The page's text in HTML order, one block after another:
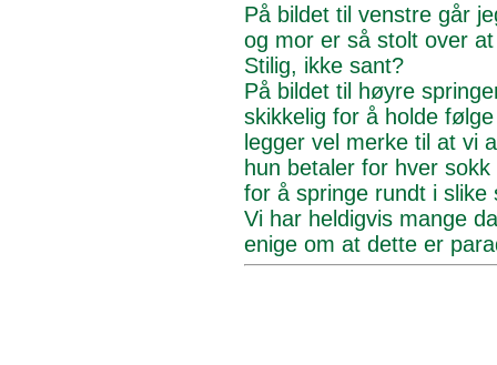
På bildet til venstre går
og mor er så stolt over
Stilig, ikke sant?
På bildet til høyre
skikkelig for å holde
legger vel merke til at vi
hun betaler for hver
for å springe rundt i slike
Vi har heldigvis mange
enige om at dette er